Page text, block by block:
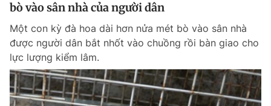
bò vào sân nhà của người dân
Một con kỳ đà hoa dài hơn nửa mét bò vào sân nhà
được người dân bắt nhốt vào chuồng rồi bàn giao cho
lực lượng kiểm lâm.